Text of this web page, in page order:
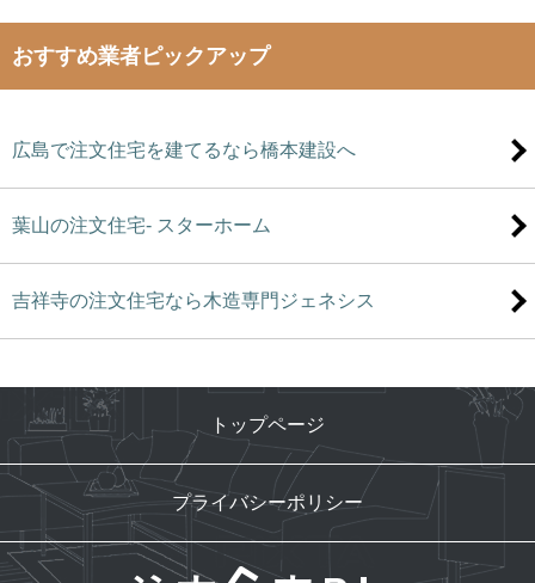
おすすめ業者ピックアップ
広島で注文住宅を建てるなら橋本建設へ
葉山の注文住宅- スターホーム
吉祥寺の注文住宅なら木造専門ジェネシス
トップページ
プライバシーポリシー